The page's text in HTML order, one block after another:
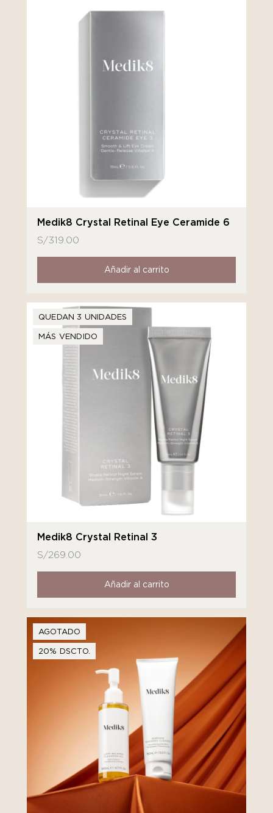
Medik8 Crystal Retinal Eye Ceramide 6
S/319.00
Añadir al carrito
QUEDAN 3 UNIDADES
MÁS VENDIDO
Medik8 Crystal Retinal 3
S/269.00
Añadir al carrito
AGOTADO
20% DSCTO.